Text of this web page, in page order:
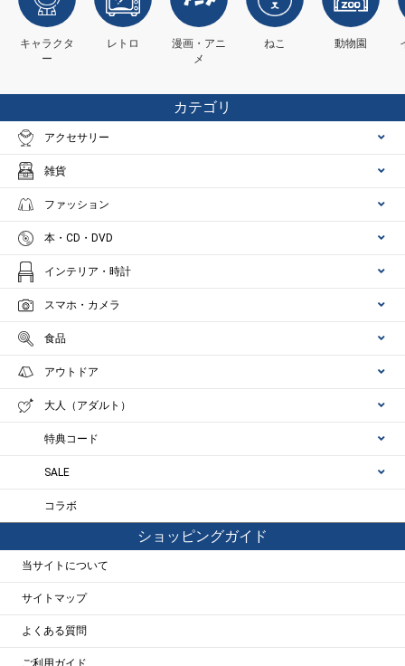
キャラクタ
ー
レトロ
漫画・アニ
メ
ねこ 動物園
カテゴリ
アクセサリー
雑貨
ファッション
本・CD・DVD
インテリア・時計
スマホ・カメラ
食品
アウトドア
大人（アダルト）
特典コード
SALE
コラボ
ショッピングガイド
当サイトについて
サイトマップ
よくある質問